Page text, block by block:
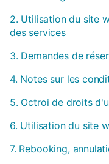
2. Utilisation du site
des services
3. Demandes de
4. Notes sur les
5. Octroi de droits
6. Utilisation du site
7. Rebooking,